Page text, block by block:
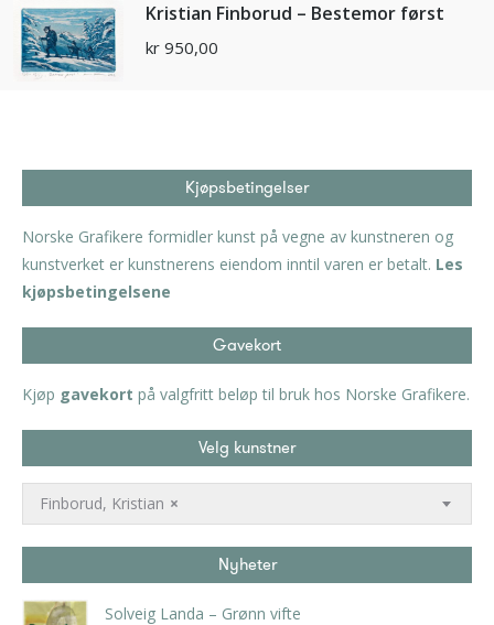
Kristian Finborud – Bestemor først
kr 950,00
Kjøpsbetingelser
Norske Grafikere formidler kunst på vegne av kunstneren og
kunstverket er kunstnerens eiendom inntil varen er betalt. Les
kjøpsbetingelsene
Gavekort
Kjøp gavekort på valgfritt beløp til bruk hos Norske Grafikere.
Velg kunstner
×
Finborud, Kristian
Nyheter
Solveig Landa – Grønn vifte